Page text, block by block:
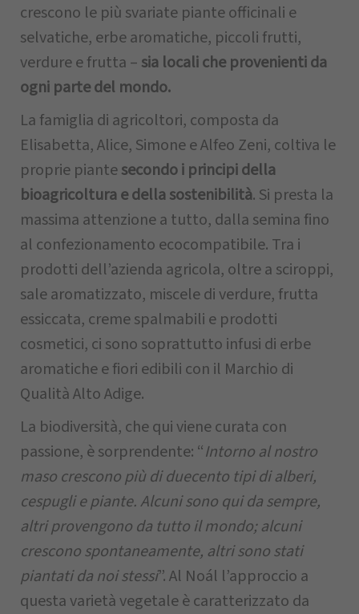
crescono le più svariate piante officinali e
selvatiche, erbe aromatiche, piccoli frutti,
verdure e frutta – sia locali che provenienti da
ogni parte del mondo.
La famiglia di agricoltori, composta da
Elisabetta, Alice, Simone e Alfeo Zeni, coltiva le
proprie piantesecondo i principi della
bioagricoltura e della sostenibilità. Si presta la
massima attenzione a tutto, dalla semina fino
al confezionamento ecocompatibile. Tra i
prodotti dell’azienda agricola, oltre a sciroppi,
sale aromatizzato, miscele di verdure, frutta
essiccata, creme spalmabili e prodotti
cosmetici, ci sono soprattutto infusi di erbe
aromatiche e fiori edibili con il Marchio di
Qualità Alto Adige.
La biodiversità, che qui viene curata con
passione, è sorprendente: “Intorno al nostro
maso crescono più di duecento tipi di alberi,
cespugli e piante. Alcuni sono qui da sempre,
altri provengono da tutto il mondo; alcuni
crescono spontaneamente, altri sono stati
piantati da noi stessi”. Al Noál l’approccio a
questa varietà vegetale è caratterizzato da